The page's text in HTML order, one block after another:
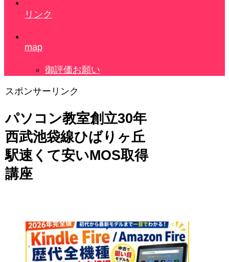
リンク
map
御評価お願い
スポンサーリンク
パソコン教室創立30年
西武池袋線ひばりヶ丘
駅速くて安いMOS取得
講座